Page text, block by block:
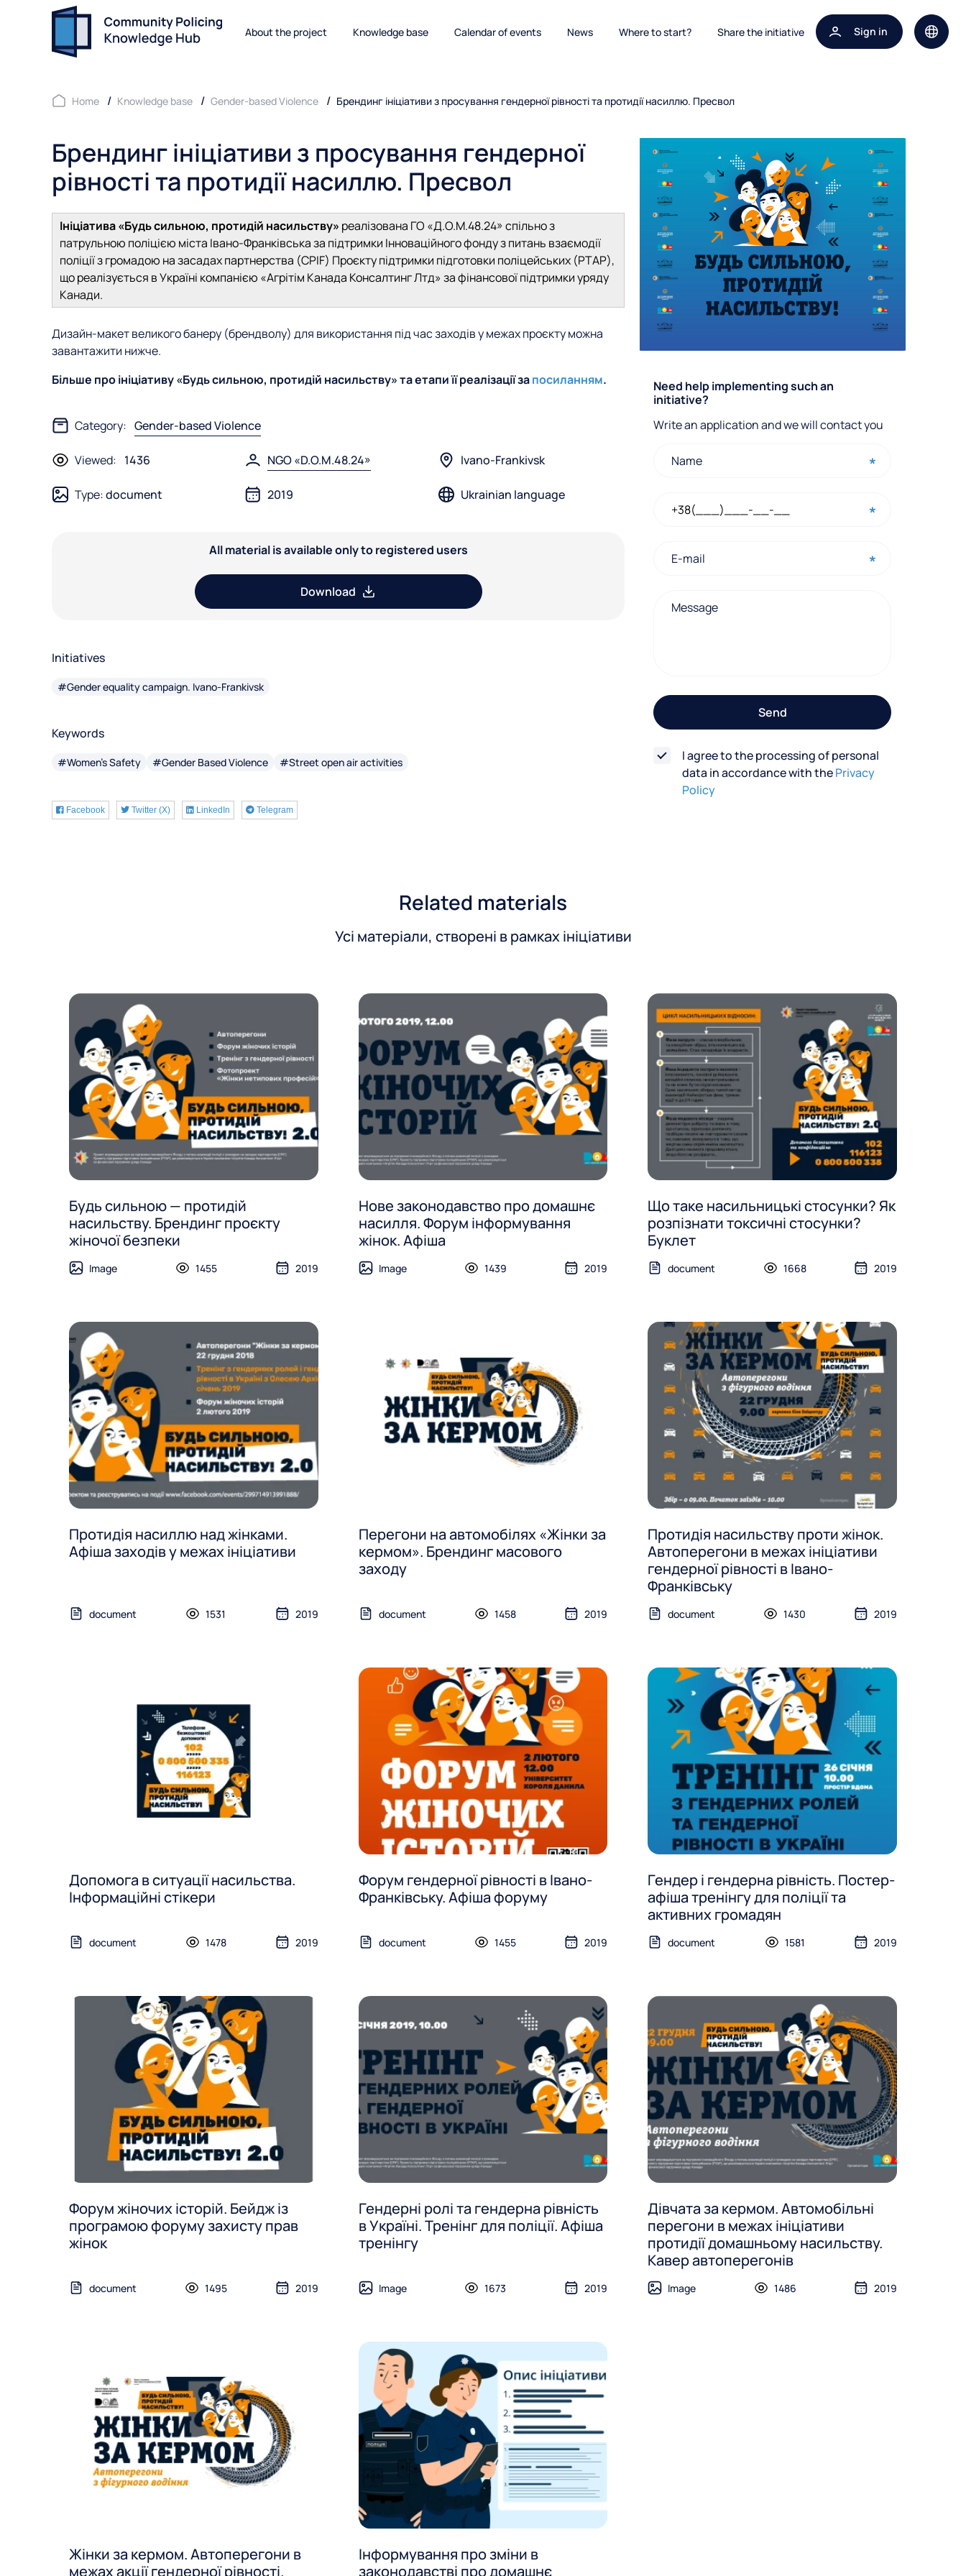
About the project Knowledge base Calendar of events News Where to start? Share the initiative Sign in Site
Home Knowledge base Gender-based Violence Брендинг ініціативи з просування гендерної рівності та протидії насиллю. Пресвол
Брендинг ініціативи з просування гендерної
рівності та протидії насиллю. Пресвол
Ініціатива «Будь сильною, протидій насильству» реалізована ГО «Д.О.М.48.24» спільно з
патрульною поліцією міста Івано-Франківська за підтримки Інноваційного фонду з питань взаємодії
поліції з громадою на засадах партнерства (CPIF) Проєкту підтримки підготовки поліцейських (PTAP),
що реалізується в Україні компанією «Агрітім Канада Консалтинг Лтд» за фінансової підтримки уряду
Канади.
Дизайн-макет великого банеру (брендволу) для використання під час заходів у межах проєкту можна
завантажити нижче.
Більше про ініціативу «Будь сильною, протидій насильству» та етапи її реалізації запосиланням.
Category: Gender-based Violence
Viewed: 1436 NGO «D.O.M.48.24» Ivano-Frankivsk
Type:document 2019 Ukrainian language
All material is available only to registered users
Download
Initiatives
#Gender equality campaign. Ivano-Frankivsk
Keywords
#Women's Safety #Gender Based Violence #Street open air activities
Facebook Twitter (X) LinkedIn Telegram
Q
u
i
o
r
m
Need help implementing such an
initiative?
Write an application and we will contact you
Send
I agree to the processing of personal
data in accordance with thePrivacy
Policy
Related materials
Усі матеріали, створені в рамках ініціативи
Будь сильною — протидій
насильству. Брендинг проєкту
жіночої безпеки
Image 1455 2019
Нове законодавство про домашнє
насилля. Форум інформування
жінок. Афіша
Image 1439 2019
Що таке насильницькі стосунки? Як
розпізнати токсичні стосунки?
Буклет
document 1668 2019
Протидія насиллю над жінками.
Афіша заходів у межах ініціативи
document 1531 2019
Перегони на автомобілях «Жінки за
кермом». Брендинг масового
заходу
document 1458 2019
Протидія насильству проти жінок.
Автоперегони в межах ініціативи
гендерної рівності в Івано-
Франківську
document 1430 2019
Допомога в ситуації насильства.
Інформаційні стікери
document 1478 2019
Форум гендерної рівності в Івано-
Франківську. Афіша форуму
document 1455 2019
Гендер і гендерна рівність. Постер-
афіша тренінгу для поліції та
активних громадян
document 1581 2019
Форум жіночих історій. Бейдж із
програмою форуму захисту прав
жінок
document 1495 2019
Гендерні ролі та гендерна рівність
в Україні. Тренінг для поліції. Афіша
тренінгу
Image 1673 2019
Дівчата за кермом. Автомобільні
перегони в межах ініціативи
протидії домашньому насильству.
Кавер автоперегонів
Image 1486 2019
Жінки за кермом. Автоперегони в
межах акції гендерної рівності.
Інформування про зміни в
законодавстві про домашнє